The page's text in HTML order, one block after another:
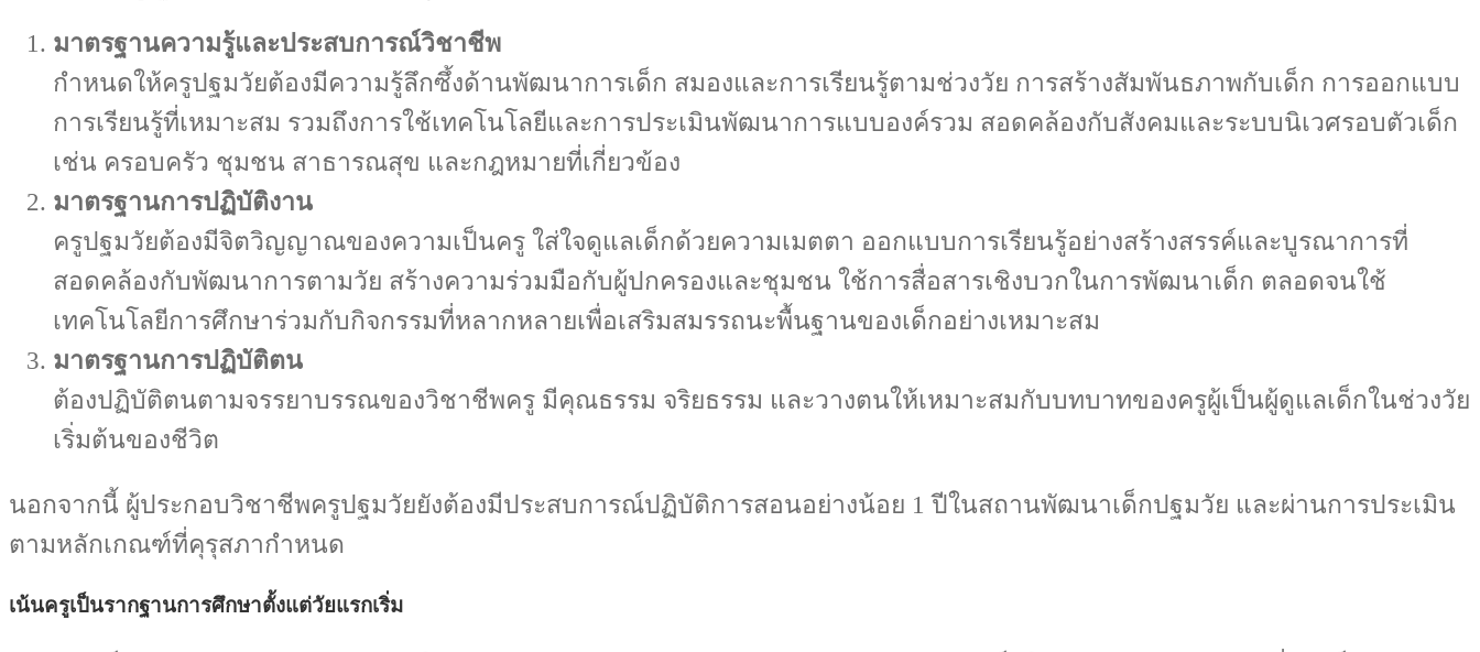
มาตรฐานความรู้และประสบการณ์วิชาชีพ
กำหนดให้ครูปฐมวัยต้องมีความรู้ลึกซึ้งด้านพัฒนาการเด็ก สมองและการเรียนรู้ตามช่วงวัย การสร้างสัมพันธภาพกับเด็ก การออกแบบ
การเรียนรู้ที่เหมาะสม รวมถึงการใช้เทคโนโลยีและการประเมินพัฒนาการแบบองค์รวม สอดคล้องกับสังคมและระบบนิเวศรอบตัวเด็ก
เช่น ครอบครัว ชุมชน สาธารณสุข และกฎหมายที่เกี่ยวข้อง
มาตรฐานการปฏิบัติงาน
ครูปฐมวัยต้องมีจิตวิญญาณของความเป็นครู ใส่ใจดูแลเด็กด้วยความเมตตา ออกแบบการเรียนรู้อย่างสร้างสรรค์และบูรณาการที่
สอดคล้องกับพัฒนาการตามวัย สร้างความร่วมมือกับผู้ปกครองและชุมชน ใช้การสื่อสารเชิงบวกในการพัฒนาเด็ก ตลอดจนใช้
เทคโนโลยีการศึกษาร่วมกับกิจกรรมที่หลากหลายเพื่อเสริมสมรรถนะพื้นฐานของเด็กอย่างเหมาะสม
มาตรฐานการปฏิบัติตน
ต้องปฏิบัติตนตามจรรยาบรรณของวิชาชีพครู มีคุณธรรม จริยธรรม และวางตนให้เหมาะสมกับบทบาทของครูผู้เป็นผู้ดูแลเด็กในช่วงวัย
เริ่มต้นของชีวิต
นอกจากนี้ ผู้ประกอบวิชาชีพครูปฐมวัยยังต้องมีประสบการณ์ปฏิบัติการสอนอย่างน้อย 1 ปีในสถานพัฒนาเด็กปฐมวัย และผ่านการประเมิน
ตามหลักเกณฑ์ที่คุรุสภากำหนด
เน้นครูเป็นรากฐานการศึกษาตั้งแต่วัยแรกเริ่ม